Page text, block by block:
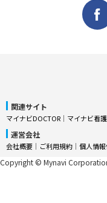
関連サイト
マイナビDOCTOR │ マイナビ看
運営会社
会社概要 │ ご利用規約 │ 個人情
Copyright © Mynavi